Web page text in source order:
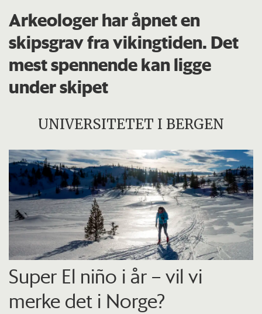
Arkeologer har åpnet en
skipsgrav fra vikingtiden. Det
mest spennende kan ligge
under skipet
UNIVERSITETET I BERGEN
Super El niño i år – vil vi
merke det i Norge?